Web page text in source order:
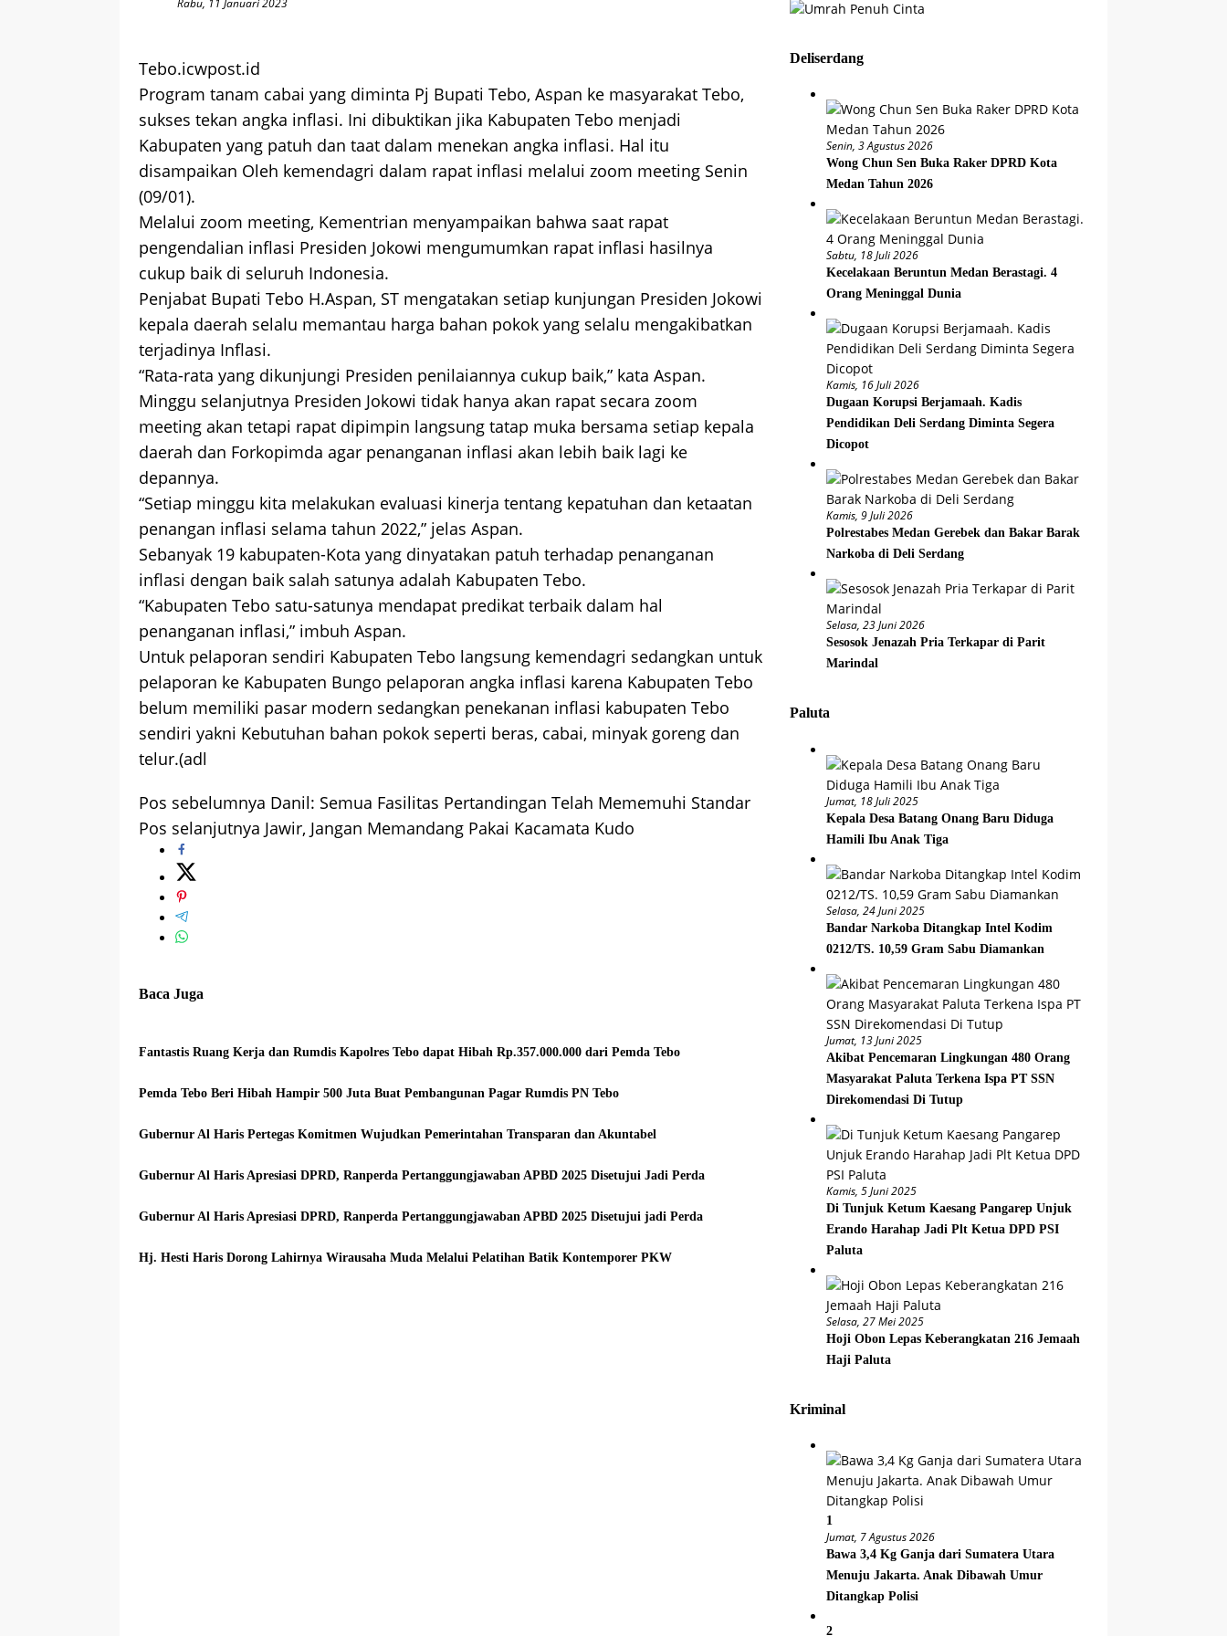
Rabu, 11 Januari 2023
Tebo.icwpost.id
Program tanam cabai yang diminta Pj Bupati Tebo, Aspan ke masyarakat Tebo,
sukses tekan angka inflasi. Ini dibuktikan jika Kabupaten Tebo menjadi
Kabupaten yang patuh dan taat dalam menekan angka inflasi. Hal itu
disampaikan Oleh kemendagri dalam rapat inflasi melalui zoom meeting Senin
(09/01).
Melalui zoom meeting, Kementrian menyampaikan bahwa saat rapat
pengendalian inflasi Presiden Jokowi mengumumkan rapat inflasi hasilnya
cukup baik di seluruh Indonesia.
Penjabat Bupati Tebo H.Aspan, ST mengatakan setiap kunjungan Presiden Jokowi
kepala daerah selalu memantau harga bahan pokok yang selalu mengakibatkan
terjadinya Inflasi.
“Rata-rata yang dikunjungi Presiden penilaiannya cukup baik,” kata Aspan.
Minggu selanjutnya Presiden Jokowi tidak hanya akan rapat secara zoom
meeting akan tetapi rapat dipimpin langsung tatap muka bersama setiap kepala
daerah dan Forkopimda agar penanganan inflasi akan lebih baik lagi ke
depannya.
“Setiap minggu kita melakukan evaluasi kinerja tentang kepatuhan dan ketaatan
penangan inflasi selama tahun 2022,” jelas Aspan.
Sebanyak 19 kabupaten-Kota yang dinyatakan patuh terhadap penanganan
inflasi dengan baik salah satunya adalah Kabupaten Tebo.
“Kabupaten Tebo satu-satunya mendapat predikat terbaik dalam hal
penanganan inflasi,” imbuh Aspan.
Untuk pelaporan sendiri Kabupaten Tebo langsung kemendagri sedangkan untuk
pelaporan ke Kabupaten Bungo pelaporan angka inflasi karena Kabupaten Tebo
belum memiliki pasar modern sedangkan penekanan inflasi kabupaten Tebo
sendiri yakni Kebutuhan bahan pokok seperti beras, cabai, minyak goreng dan
telur.(adl
Navigasi
pos
Pos sebelumnya Danil: Semua Fasilitas Pertandingan Telah Mememuhi Standar
Pos selanjutnya Jawir, Jangan Memandang Pakai Kacamata Kudo
Baca Juga
Fantastis Ruang Kerja dan Rumdis Kapolres Tebo dapat Hibah Rp.357.000.000 dari Pemda Tebo
Pemda Tebo Beri Hibah Hampir 500 Juta Buat Pembangunan Pagar Rumdis PN Tebo
Gubernur Al Haris Pertegas Komitmen Wujudkan Pemerintahan Transparan dan Akuntabel
Gubernur Al Haris Apresiasi DPRD, Ranperda Pertanggungjawaban APBD 2025 Disetujui Jadi Perda
Gubernur Al Haris Apresiasi DPRD, Ranperda Pertanggungjawaban APBD 2025 Disetujui jadi Perda
Hj. Hesti Haris Dorong Lahirnya Wirausaha Muda Melalui Pelatihan Batik Kontemporer PKW
Deliserdang
Senin, 3 Agustus 2026
Wong Chun Sen Buka Raker DPRD Kota
Medan Tahun 2026
Sabtu, 18 Juli 2026
Kecelakaan Beruntun Medan Berastagi. 4
Orang Meninggal Dunia
Kamis, 16 Juli 2026
Dugaan Korupsi Berjamaah. Kadis
Pendidikan Deli Serdang Diminta Segera
Dicopot
Kamis, 9 Juli 2026
Polrestabes Medan Gerebek dan Bakar Barak
Narkoba di Deli Serdang
Selasa, 23 Juni 2026
Sesosok Jenazah Pria Terkapar di Parit
Marindal
Paluta
Jumat, 18 Juli 2025
Kepala Desa Batang Onang Baru Diduga
Hamili Ibu Anak Tiga
Selasa, 24 Juni 2025
Bandar Narkoba Ditangkap Intel Kodim
0212/TS. 10,59 Gram Sabu Diamankan
Jumat, 13 Juni 2025
Akibat Pencemaran Lingkungan 480 Orang
Masyarakat Paluta Terkena Ispa PT SSN
Direkomendasi Di Tutup
Kamis, 5 Juni 2025
Di Tunjuk Ketum Kaesang Pangarep Unjuk
Erando Harahap Jadi Plt Ketua DPD PSI
Paluta
Selasa, 27 Mei 2025
Hoji Obon Lepas Keberangkatan 216 Jemaah
Haji Paluta
Kriminal
1
Jumat, 7 Agustus 2026
Bawa 3,4 Kg Ganja dari Sumatera Utara
Menuju Jakarta. Anak Dibawah Umur
Ditangkap Polisi
2